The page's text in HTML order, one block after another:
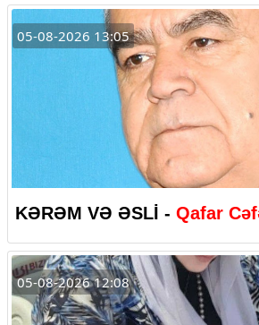
05-08-2026 13:05
KƏRƏM VƏ ƏSLİ - Qafar
05-08-2026 12:08